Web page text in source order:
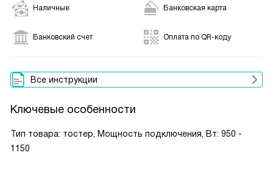
Наличные Банковская карта
Банковский счет Оплата по QR-коду
Все инструкции
Ключевые особенности
Тип товара: тостер, Мощность подключения, Вт: 950 -
1150